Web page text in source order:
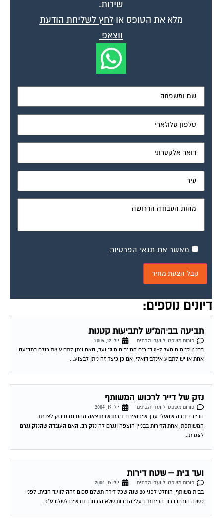
מלא את הטופס אולחץ לשליחת הודעת
ווצאפ
דיונים נוספים:
תביעה בביהמ"ש לתביעות קטנות
פורום משפטי לוועדי הבתים
יולי 12, 2004
בבניין קיימים מעל ל-5 דיירים החייבים מיסי ועד, האם ניתן לתבוע את כולם בתביעה
אחת או יש לתבוע אינדבידואלי, אם כן כיצד זה ניתן לבצוע...
נזק של דייר לרכוש המשותף
פורום משפטי לוועדי הבתים
יולי 19, 2004
הדייר בדירה שמעלי ערך שיפוצים בדירתו שכתוצאה מהם נגרם נזק לצנרת
המשותפת, אחת הדירות בבניין הוצפה ונגרם לה נזק רב. האם העובדה שהנזק נגרם
לצנרת...
ועד בית – שטח דירות
פורום משפטי לוועדי הבתים
בבית משותף, הוחלט לפני 20 שנה שכל דירה תשלם סכום זהה לוועד הבית. לפני
כשנה הורחבו רוב הדירות. בעלי הדירות שלא הורחבו דורשים לשלם ע"פ...